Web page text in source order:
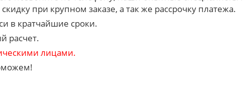
при крупном заказе, а так же рассрочку платежа.
в кратчайшие сроки.
расчет.
лицами.